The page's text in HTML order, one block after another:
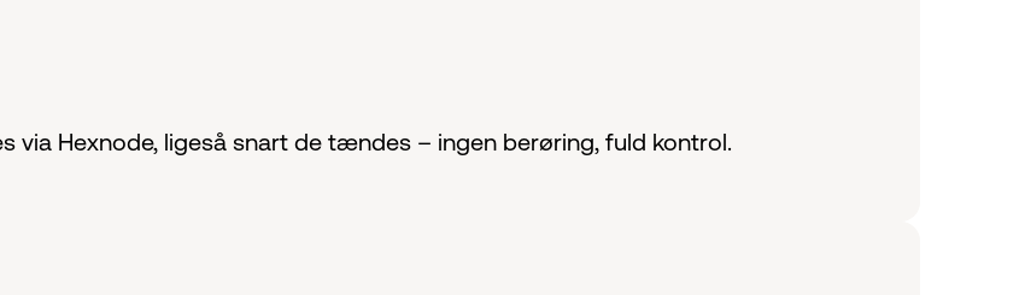
via Hexnode, ligeså snart de tændes – ingen berøring, fuld kontrol.